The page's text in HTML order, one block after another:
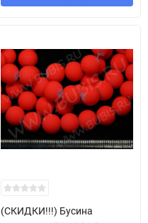
(СКИДКИ!!!) Бусина